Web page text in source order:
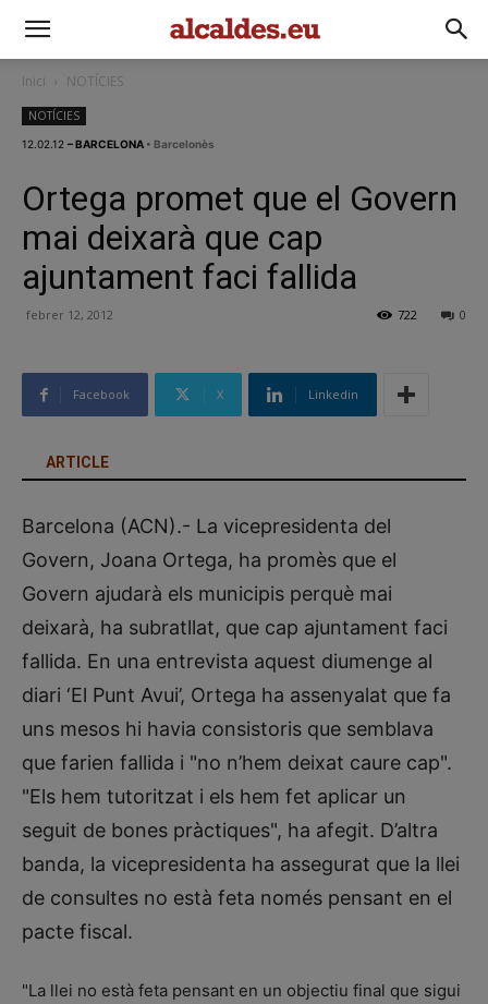
Inici NOTÍCIES
NOTÍCIES
12.02.12 – BARCELONA • Barcelonès
Ortega promet que el Govern
mai deixarà que cap
ajuntament faci fallida
febrer 12, 2012 0
722
Facebook X Linkedin
ARTICLE
Barcelona (ACN).- La vicepresidenta del
Govern, Joana Ortega, ha promès que el
Govern ajudarà els municipis perquè mai
deixarà, ha subratllat, que cap ajuntament faci
fallida. En una entrevista aquest diumenge al
diari ‘El Punt Avui’, Ortega ha assenyalat que fa
uns mesos hi havia consistoris que semblava
que farien fallida i "no n’hem deixat caure cap".
"Els hem tutoritzat i els hem fet aplicar un
seguit de bones pràctiques", ha afegit. D’altra
banda, la vicepresidenta ha assegurat que la llei
de consultes no està feta només pensant en el
pacte fiscal.
"La llei no està feta pensant en un objectiu final que sigui